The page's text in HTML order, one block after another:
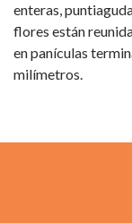
enteras,
flores están
en panículas
milímetros.